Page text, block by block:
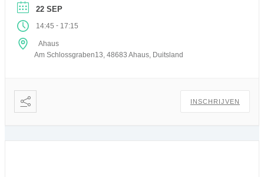
22 SEP
14:45 - 17:15
Ahaus
Am Schlossgraben13, 48683 Ahaus, Duitsland
INSCHRIJVEN